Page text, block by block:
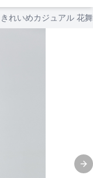
きれいめカジュアル 花